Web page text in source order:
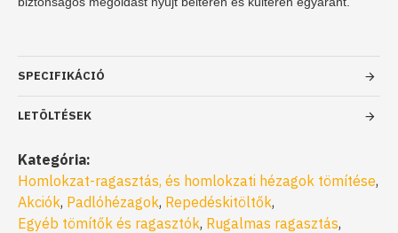
SPECIFIKÁCIÓ
LETÖLTÉSEK
Kategória:
Homlokzat-ragasztás, és homlokzati hézagok tömítése,
Akciók, Padlóhézagok, Repedéskitöltők,
Egyéb tömítők és ragasztók, Rugalmas ragasztás,